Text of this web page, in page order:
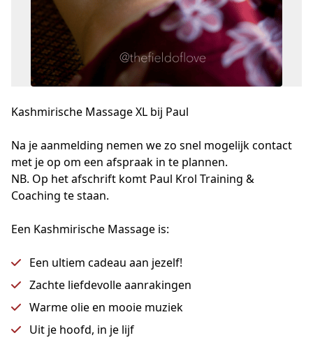
Kashmirische Massage XL bij Paul
Na je aanmelding nemen we zo snel mogelijk contact
met je op om een afspraak in te plannen.
NB. Op het afschrift komt Paul Krol Training &
Coaching te staan.
Een Kashmirische Massage is:
Een ultiem cadeau aan jezelf!
Zachte liefdevolle aanrakingen
Warme olie en mooie muziek
Uit je hoofd, in je lijf